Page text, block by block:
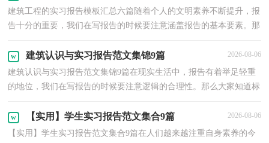
建筑工程的实习报告模板汇总六篇随着个人的文明素养不断提升，报
告十分的重要，我们在写报告的时候要注意涵盖报告的基本要素。那
建筑认识与实习报告范文集锦9篇 2026-08-06
建筑认识与实习报告范文集锦9篇在现实生活中，报告有着举足轻重
的地位，我们在写报告的时候要注意逻辑的合理性。那么大家知道标
【实用】学生实习报告范文集合9篇 2026-08-06
【实用】学生实习报告范文集合9篇在人们越来越注重自身素养的今